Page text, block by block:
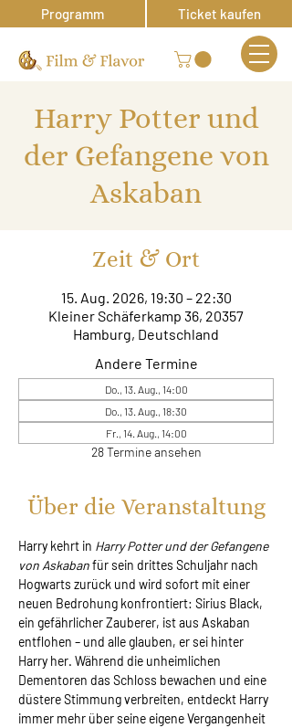
Programm Ticket kaufen
Harry Potter und
der Gefangene von
Askaban
Zeit & Ort
15. Aug. 2026, 19:30 – 22:30
Kleiner Schäferkamp 36, 20357
Hamburg, Deutschland
Andere Termine
Do., 13. Aug., 14:00
Do., 13. Aug., 18:30
Fr., 14. Aug., 14:00
28 Termine ansehen
Über die Veranstaltung
Harry kehrt in Harry Potter und der Gefangene
von Askaban für sein drittes Schuljahr nach
Hogwarts zurück und wird sofort mit einer
neuen Bedrohung konfrontiert: Sirius Black,
ein gefährlicher Zauberer, ist aus Askaban
entflohen – und alle glauben, er sei hinter
Harry her. Während die unheimlichen
Dementoren das Schloss bewachen und eine
düstere Stimmung verbreiten, entdeckt Harry
immer mehr über seine eigene Vergangenheit